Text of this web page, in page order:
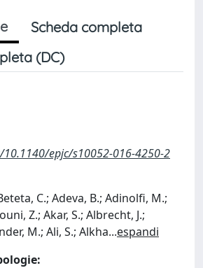
Scheda completa
(DC)
epjc/s10052-016-4250-2
C.; Adeva, B.; Adinolfi, M.;
Z.; Akar, S.; Albrecht, J.;
M.; Ali, S.; Alkha...espandi